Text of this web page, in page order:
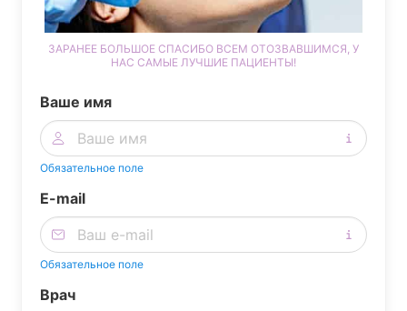
ЗАРАНЕЕ БОЛЬШОЕ СПАСИБО ВСЕМ ОТОЗВАВШИМСЯ, У
НАС САМЫЕ ЛУЧШИЕ ПАЦИЕНТЫ!
Ваше имя
Обязательное поле
E-mail
Обязательное поле
Врач